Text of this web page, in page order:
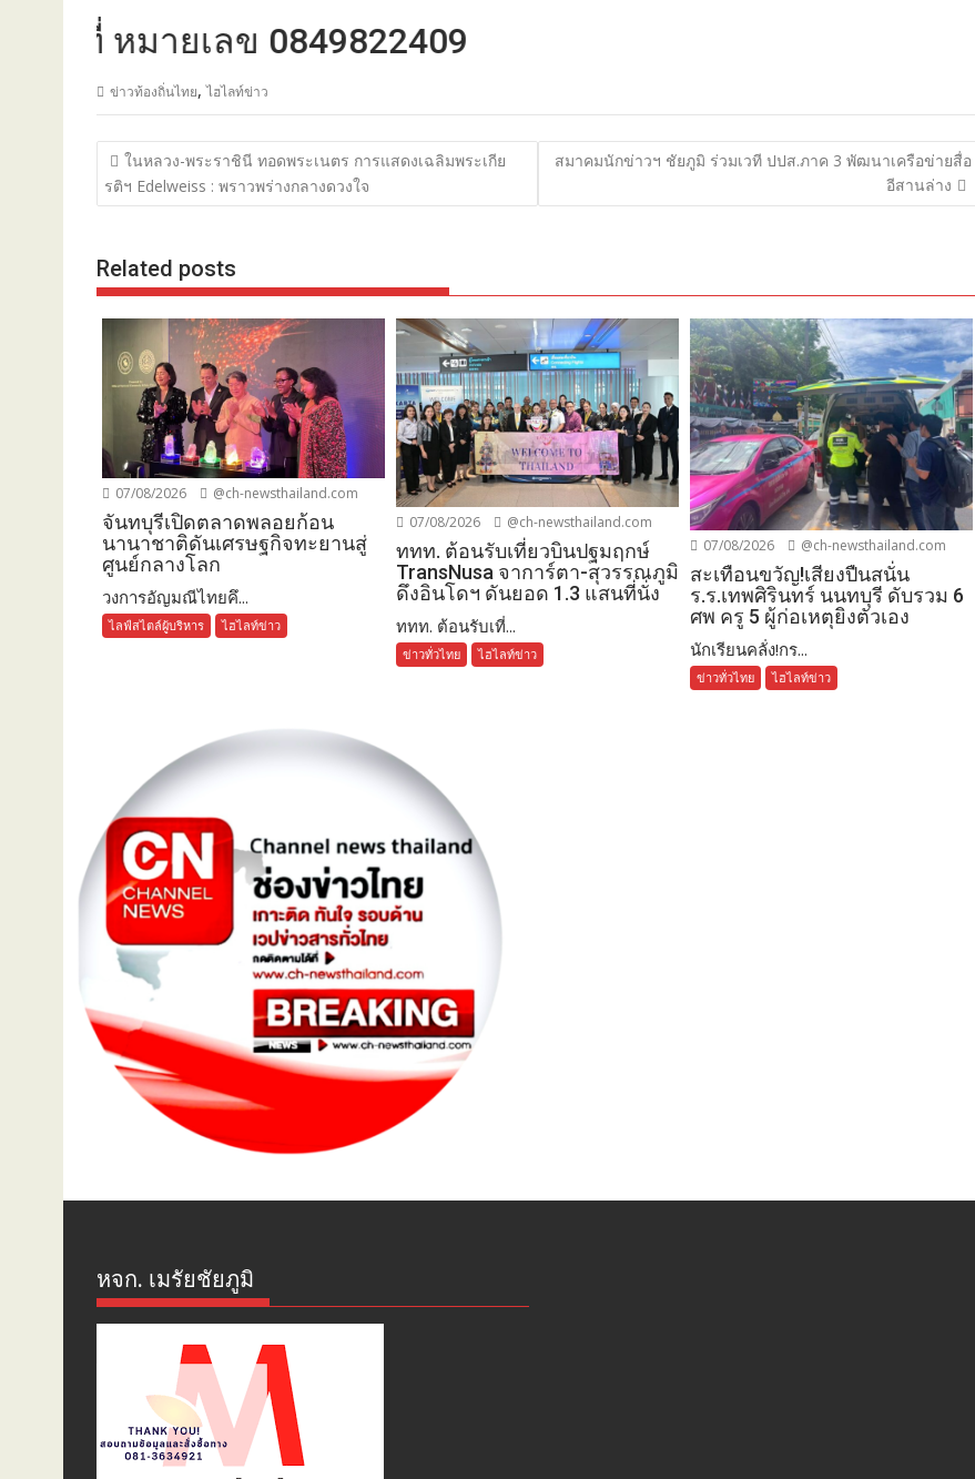
มายเลข 0849822409
ข่าวท้องถิ่นไทย,ไฮไลท์ข่าว
แนะแนว
เรื่อง
ในหลวง-พระราชินี ทอดพระเนตร การแสดงเฉลิมพระเกีย
รติฯ Edelweiss : พราวพร่างกลางดวงใจ
สมาคมนักข่าวฯ ชัยภูมิ ร่วมเวที ปปส.ภาค 3 พัฒนาเครือข่ายสื่อ
อีสานล่าง
Related posts
07/08/2026 @ch-newsthailand.com
จันทบุรีเปิดตลาดพลอยก้อน
นานาชาติดันเศรษฐกิจทะยานสู่
ศูนย์กลางโลก
วงการอัญมณีไทยคึ...
ไลฟ์สไตล์ผู้บริหาร ไฮไลท์ข่าว
07/08/2026 @ch-newsthailand.com
ททท. ต้อนรับเที่ยวบินปฐมฤกษ์
TransNusa จาการ์ตา-สุวรรณภูมิ
ดึงอินโดฯ ดันยอด 1.3 แสนที่นั่ง
ททท. ต้อนรับเที่...
ข่าวทั่วไทย ไฮไลท์ข่าว
07/08/2026 @ch-newsthailand.com
สะเทือนขวัญ!เสียงปืนสนั่น
ร.ร.เทพศิรินทร์ นนทบุรี ดับรวม 6
ศพ ครู 5 ผู้ก่อเหตุยิงตัวเอง
นักเรียนคลั่ง!กร...
ข่าวทั่วไทย ไฮไลท์ข่าว
หจก. เมรัยชัยภูมิ